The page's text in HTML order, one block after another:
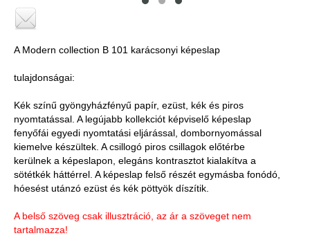
A Modern collection B 101 karácsonyi képeslap
tulajdonságai:
Kék színű gyöngyházfényű papír, ezüst, kék és piros
nyomtatással. A legújabb kollekciót képviselő képeslap
fenyőfái egyedi nyomtatási eljárással, dombornyomással
kiemelve készültek. A csillogó piros csillagok előtérbe
kerülnek a képeslapon, elegáns kontrasztot kialakítva a
sötétkék háttérrel. A képeslap felső részét egymásba fonódó,
hóesést utánzó ezüst és kék pöttyök díszítik.
A belső szöveg csak illusztráció, az ár a szöveget nem
tartalmazza!